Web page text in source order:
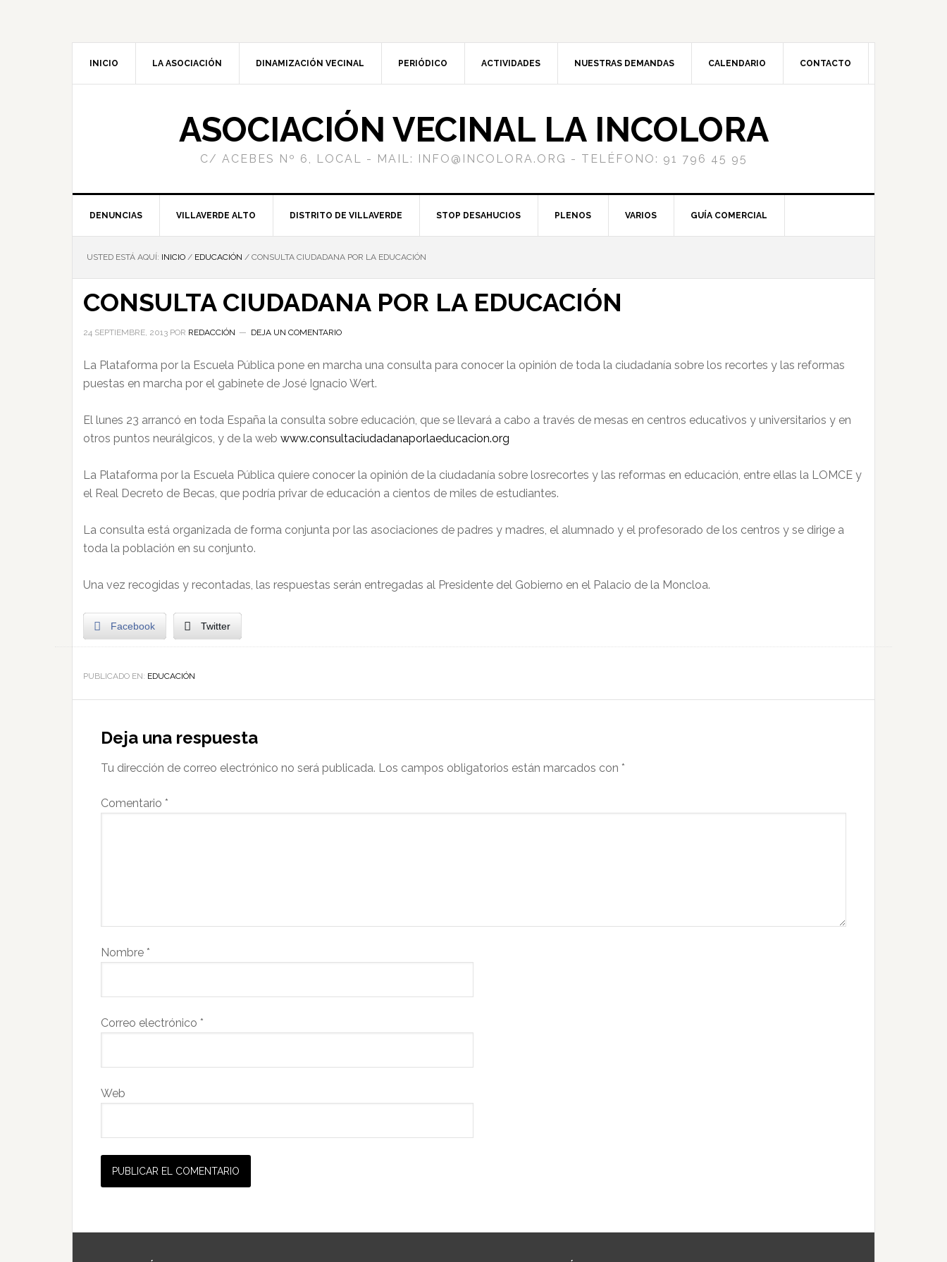
INICIO LA ASOCIACIÓN DINAMIZACIÓN VECINAL PERIÓDICO ACTIVIDADES NUESTRAS DEMANDAS CALENDARIO CONTACTO
ASOCIACIÓN VECINAL LA INCOLORA
C/ ACEBES Nº 6, LOCAL - MAIL: INFO@INCOLORA.ORG - TELÉFONO: 91 796 45 95
DENUNCIAS VILLAVERDE ALTO DISTRITO DE VILLAVERDE STOP DESAHUCIOS PLENOS VARIOS GUÍA COMERCIAL
USTED ESTÁ AQUÍ: INICIO / EDUCACIÓN / CONSULTA CIUDADANA POR LA EDUCACIÓN
CONSULTA CIUDADANA POR LA EDUCACIÓN
24 SEPTIEMBRE, 2013 POR REDACCIÓN DEJA UN COMENTARIO
La Plataforma por la Escuela Pública pone en marcha una consulta para conocer la opinión de toda la ciudadanía sobre los recortes y las reformas
puestas en marcha por el gabinete de José Ignacio Wert.
El lunes 23 arrancó en toda España la consulta sobre educación, que se llevará a cabo a través de mesas en centros educativos y universitarios y en
otros puntos neurálgicos, y de la web www.consultaciudadanaporlaeducacion.org
La Plataforma por la Escuela Pública quiere conocer la opinión de la ciudadanía sobre losrecortes y las reformas en educación, entre ellas la LOMCE y
el Real Decreto de Becas, que podría privar de educación a cientos de miles de estudiantes.
La consulta está organizada de forma conjunta por las asociaciones de padres y madres, el alumnado y el profesorado de los centros y se dirige a
toda la población en su conjunto.
Una vez recogidas y recontadas, las respuestas serán entregadas al Presidente del Gobierno en el Palacio de la Moncloa.
Facebook Twitter
PUBLICADO EN: EDUCACIÓN
Deja una respuesta
Tu dirección de correo electrónico no será publicada. Los campos obligatorios están marcados con *
Comentario *
Nombre *
Correo electrónico *
Web